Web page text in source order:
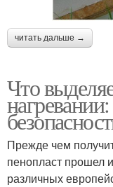
читать дальше →
Что
Прежде чем
пенопласт прошел
различных